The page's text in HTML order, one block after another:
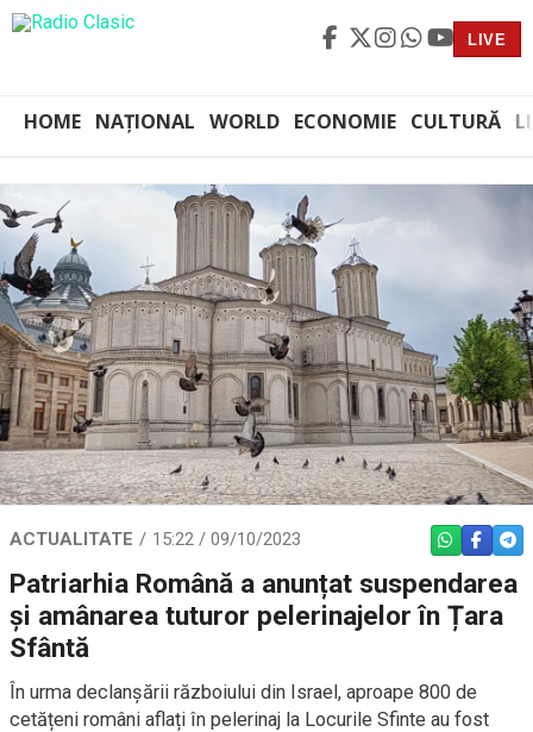
LIVE
HOME NAȚIONAL WORLD ECONOMIE CULTURĂ
ACTUALITATE 15:22 / 09/10/2023 WHATSAPP
Patriarhia Română a anunțat suspendarea
și amânarea tuturor pelerinajelor în Țara
Sfântă
În urma declanșării războiului din Israel, aproape 800 de
cetățeni români aflați în pelerinaj la Locurile Sfinte au fost